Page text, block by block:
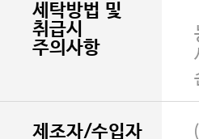
세탁방법 및
취급시
주의사항
제조자/수입자